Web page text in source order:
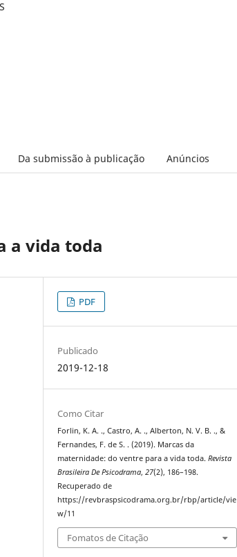
Da submissão à publicação Anúncios
a vida toda
PDF
Publicado
2019-12-18
Como Citar
Forlin, K. A. ., Castro, A. ., Alberton, N. V. B. ., &
Fernandes, F. de S. . (2019). Marcas da
maternidade: do ventre para a vida toda.Revista
Brasileira De Psicodrama,27(2), 186–198.
Recuperado de
https://revbraspsicodrama.org.br/rbp/article/vie
w/11
Fomatos de Citação